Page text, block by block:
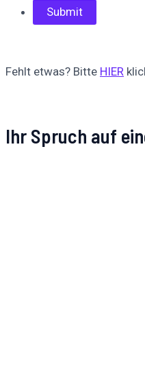
Fehlt etwas? Bitte HIER
Ihr Spruch auf